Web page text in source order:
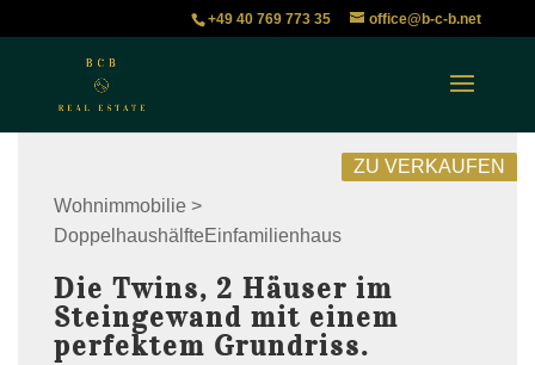
+49 40 769 773 35 office@b-c-b.net
Wohnimmobilie >
DoppelhaushälfteEinfamilienhaus
ZU VERKAUFEN
Die Twins, 2 Häuser im
Steingewand mit einem
perfektem Grundriss.